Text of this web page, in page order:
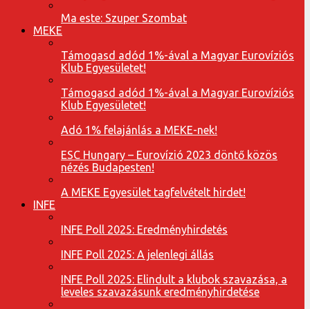
Ma este: Szuper Szombat
MEKE
Támogasd adód 1%-ával a Magyar Eurovíziós
Klub Egyesületet!
Támogasd adód 1%-ával a Magyar Eurovíziós
Klub Egyesületet!
Adó 1% felajánlás a MEKE-nek!
ESC Hungary – Eurovízió 2023 döntő közös
nézés Budapesten!
A MEKE Egyesület tagfelvételt hirdet!
INFE
INFE Poll 2025: Eredményhirdetés
INFE Poll 2025: A jelenlegi állás
INFE Poll 2025: Elindult a klubok szavazása, a
leveles szavazásunk eredményhirdetése